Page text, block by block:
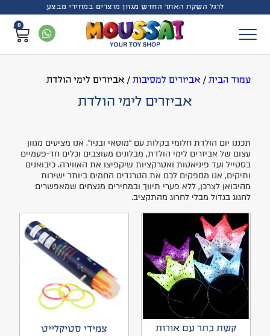
לרגל השקת האתר החדש מגוון מוצרים במחירי מבצע
0
עמוד הבית / אביזרים למסיבות / אביזרים לימי הולדת
אביזרים לימי הולדת
תכננו יום הולדת חלומי בקלות עם “מוסאי ובניו”. אנו מציעים מגוון
עצום של אביזרים לימי הולדת, מבלונים מעוצבים וכלים חד-פעמיים
בסטייל ועד פיניאטות ואטרקציות שיקפיצו את האווירה. כיבואנים
ותיקים, אנו מספקים לכם את הטרנדים החמים ביותר ישירות
מהיבואן לצרכן, ללא פערי תיווך ובמחירים מנצחים שמאפשרים
לחגוג בגדול מבלי לחרוג מהתקציב.
קשת כתר עם אורות צמידי סטיקלייט